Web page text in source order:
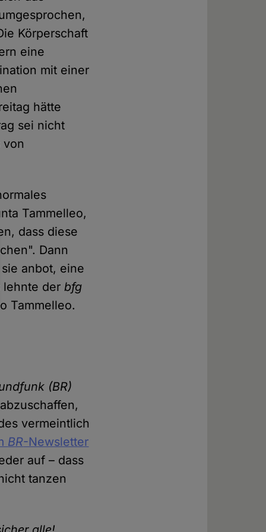
Körperschaft
eine
mit einer
hätte
sei nicht
Tammelleo,
dass diese
Dann
anbot, eine
lehnte derbfg
Tammelleo.
(BR)
vermeintlich
BR-Newsletter
auf – dass
tanzen